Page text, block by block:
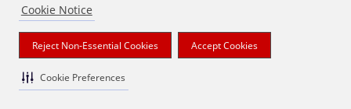
Cookie Notice
Reject Non-Essential Cookies Accept Cookies
Cookie Preferences